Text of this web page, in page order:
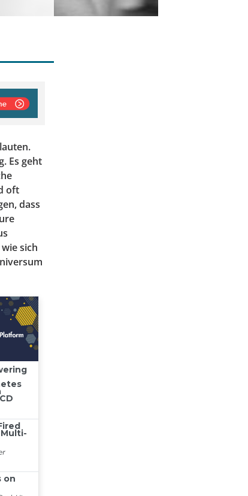
Es geht
oft
dass
sich